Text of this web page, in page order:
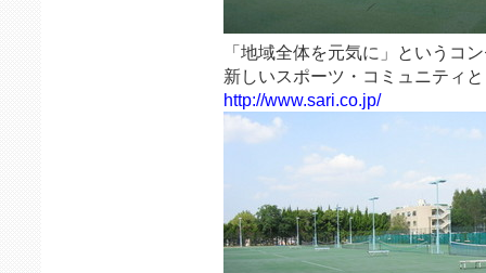
「地域全体を元気に」というコ
新しいスポーツ・コミュニティ
http://www.sari.co.jp/